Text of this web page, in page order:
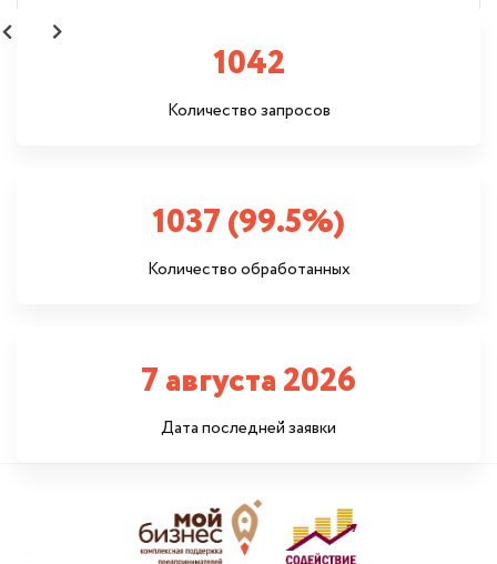
1042
Количество запросов
1037 (99.5%)
Количество обработанных
7 августа 2026
Дата последней заявки